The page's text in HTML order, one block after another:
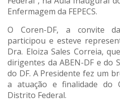
Enfermagem da FEPECS.
O Coren-DF, a convite
participou e esteve
Dra. Eloiza Sales Correia,
dirigentes da ABEN-DF e do
do DF. A Presidente fez um
a atuação e finalidade do
Distrito Federal.